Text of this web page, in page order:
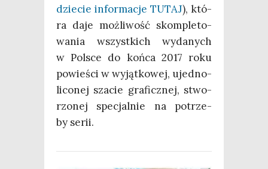
dzie­cie infor­ma­cje TUTAJ), któ­
ra daje moż­li­wość skom­ple­to­
wa­nia wszyst­kich wyda­nych
w Pol­sce do koń­ca 2017 roku
powie­ści w wyjąt­ko­wej, ujed­no­
li­co­nej sza­cie gra­ficz­nej, stwo­
rzo­nej spe­cjal­nie na potrze­
by serii.